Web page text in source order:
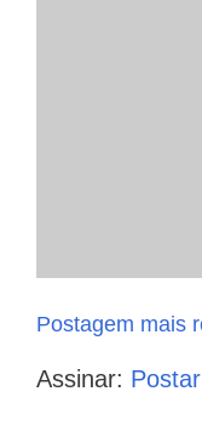
Postagem mais
Assinar: